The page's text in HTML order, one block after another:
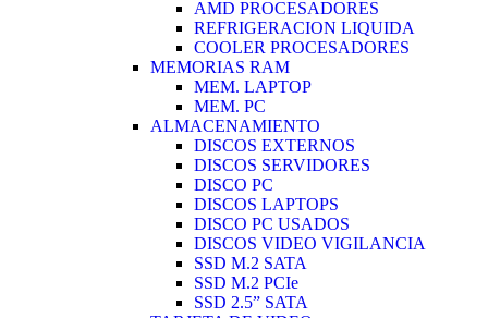
AMD PROCESADORES
REFRIGERACION LIQUIDA
COOLER PROCESADORES
MEMORIAS RAM
MEM. LAPTOP
MEM. PC
ALMACENAMIENTO
DISCOS EXTERNOS
DISCOS SERVIDORES
DISCO PC
DISCOS LAPTOPS
DISCO PC USADOS
DISCOS VIDEO VIGILANCIA
SSD M.2 SATA
SSD M.2 PCIe
SSD 2.5” SATA